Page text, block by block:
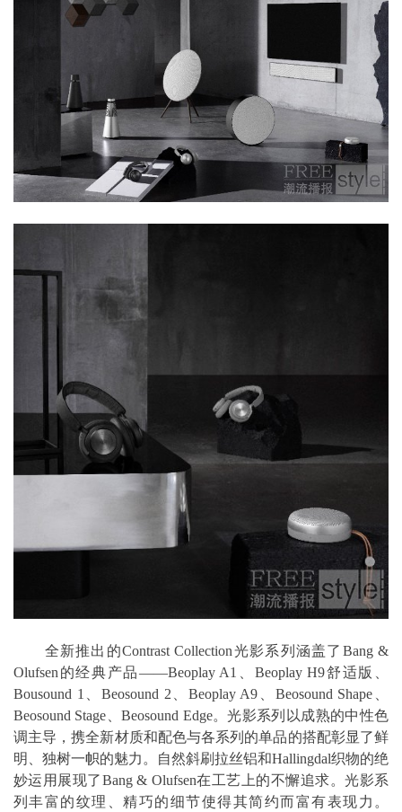
全新推出的Contrast Collection光影系列涵盖了Bang &
Olufsen的经典产品——Beoplay A1、Beoplay H9舒适版、
Bousound 1、Beosound 2、Beoplay A9、Beosound Shape、
Beosound Stage、Beosound Edge。光影系列以成熟的中性色
调主导，携全新材质和配色与各系列的单品的搭配彰显了鲜
明、独树一帜的魅力。自然斜刷拉丝铝和Hallingdal织物的绝
妙运用展现了Bang & Olufsen在工艺上的不懈追求。光影系
列丰富的纹理、精巧的细节使得其简约而富有表现力。